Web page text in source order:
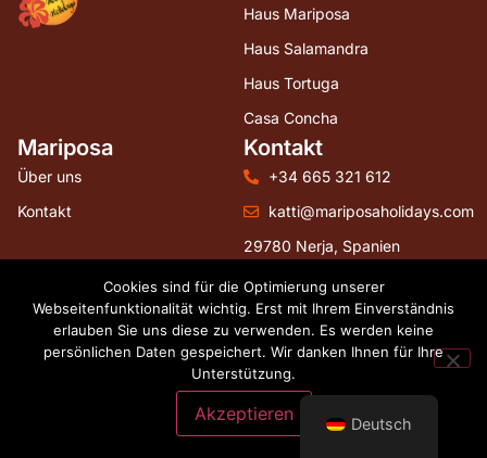
Haus Mariposa
Haus Salamandra
Haus Tortuga
Casa Concha
Mariposa
Über uns
Kontakt
Kontakt
+34 665 321 612
katti@mariposaholidays.com
29780 Nerja, Spanien
Folgen Sie uns
Webdesign by hostingguests.com
Terms and conditions
Cookies Deutsch
Cookies sind für die Optimierung unserer
Webseitenfunktionalität wichtig. Erst mit Ihrem Einverständnis
erlauben Sie uns diese zu verwenden. Es werden keine
persönlichen Daten gespeichert. Wir danken Ihnen für Ihre
Unterstützung.
Akzeptieren